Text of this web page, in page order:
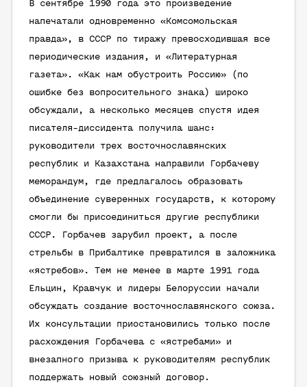
В сентябре 1990 года это произведение
напечатали одновременно «Комсомольская
правда», в СССР по тиражу превосходившая все
периодические издания, и «Литературная
газета». «Как нам обустроить Россию» (по
ошибке без вопросительного знака) широко
обсуждали, а несколько месяцев спустя идея
писателя-диссидента получила шанс:
руководители трех восточнославянских
республик и Казахстана направили Горбачеву
меморандум, где предлагалось образовать
объединение суверенных государств, к которому
смогли бы присоединиться другие республики
СССР. Горбачев зарубил проект, а после
стрельбы в Прибалтике превратился в заложника
«ястребов». Тем не менее в марте 1991 года
Ельцин, Кравчук и лидеры Белоруссии начали
обсуждать создание восточнославянского союза.
Их консультации приостановились только после
расхождения Горбачева с «ястребами» и
внезапного призыва к руководителям республик
поддержать новый союзный договор.